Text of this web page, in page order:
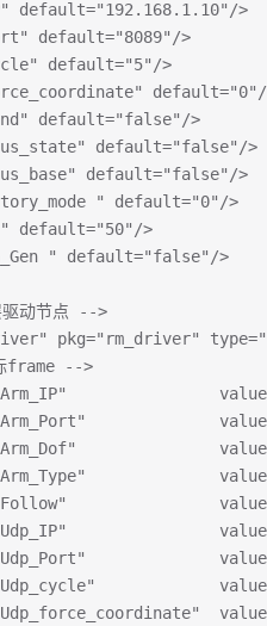
default="192.168.1.10"/>
default="8089"/>
default="5"/>
default="0"/
default="false"/>
default="false"/>
default="false"/>
" default="0"/>
>
" default="false"/>
动节点 -->
pkg="rm_driver"
frame -->